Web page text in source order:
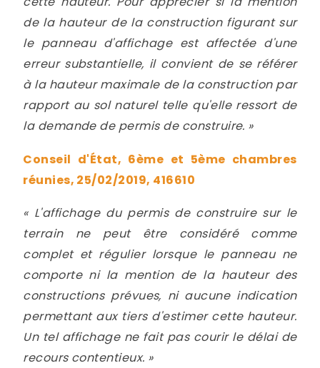
de la hauteur de la construction figurant sur
le panneau d'affichage est affectée d'une
erreur substantielle, il convient de se référer
à la hauteur maximale de la construction par
rapport au sol naturel telle qu'elle ressort de
la demande de permis de construire. »
Conseil d'État, 6ème et 5ème chambres
réunies, 25/02/2019, 416610
« L'affichage du permis de construire sur le
terrain ne peut être considéré comme
complet et régulier lorsque le panneau ne
comporte ni la mention de la hauteur des
constructions prévues, ni aucune indication
permettant aux tiers d'estimer cette hauteur.
Un tel affichage ne fait pas courir le délai de
recours contentieux. »